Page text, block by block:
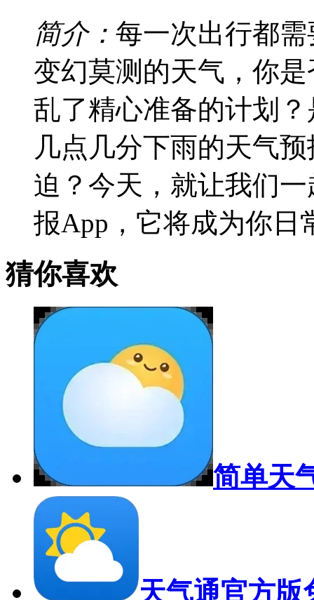
简介： 每一次出行都
变幻莫测的天气，你
乱了精心准备的计划
几点几分下雨的天气
迫？今天，就让我们
报App，它将成为你日
猜你喜欢
简单天
天气通官方版